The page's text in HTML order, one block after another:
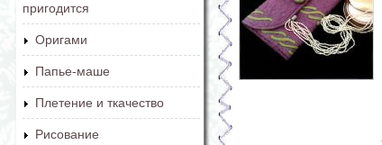
пригодится
Оригами
Папье-маше
Плетение и ткачество
Рисование